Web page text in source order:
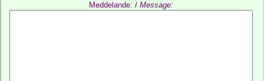
Meddelande: / Message: